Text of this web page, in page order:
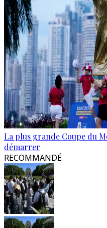
La plus grande Coupe du
démarrer
RECOMMANDÉ